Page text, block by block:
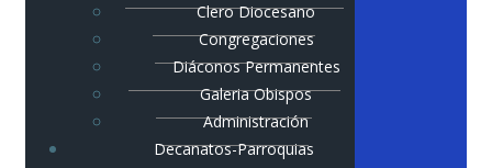
Clero Diocesano
Congregaciones
Diáconos Permanentes
Galeria Obispos
Administración
Decanatos-Parroquias